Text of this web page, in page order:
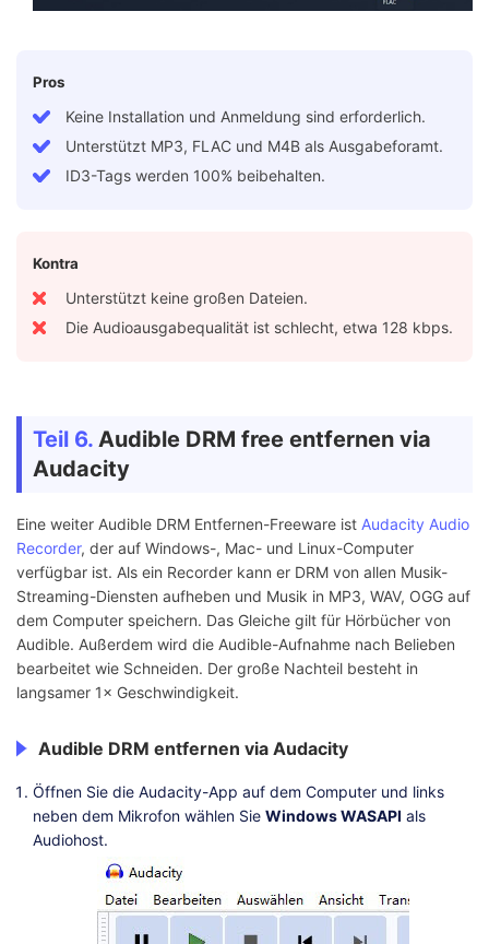
Pros
Keine Installation und Anmeldung sind erforderlich.
Unterstützt MP3, FLAC und M4B als Ausgabeforamt.
ID3-Tags werden 100% beibehalten.
Kontra
Unterstützt keine großen Dateien.
Die Audioausgabequalität ist schlecht, etwa 128 kbps.
Teil 6. Audible DRM free entfernen via
Audacity
Eine weiter Audible DRM Entfernen-Freeware ist Audacity Audio
Recorder, der auf Windows-, Mac- und Linux-Computer
verfügbar ist. Als ein Recorder kann er DRM von allen Musik-
Streaming-Diensten aufheben und Musik in MP3, WAV, OGG auf
dem Computer speichern. Das Gleiche gilt für Hörbücher von
Audible. Außerdem wird die Audible-Aufnahme nach Belieben
bearbeitet wie Schneiden. Der große Nachteil besteht in
langsamer 1× Geschwindigkeit.
Audible DRM entfernen via Audacity
Öffnen Sie die Audacity-App auf dem Computer und links
neben dem Mikrofon wählen Sie Windows WASAPI als
Audiohost.